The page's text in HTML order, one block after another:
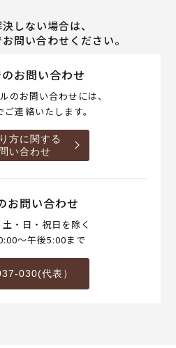
しない場合は、
問い合わせください。
お問い合わせ
のお問い合わせには、
連絡いたします。
方に関する
い合わせ
お問い合わせ
・日・祝日を除く
～午後5:00まで
030(代表）